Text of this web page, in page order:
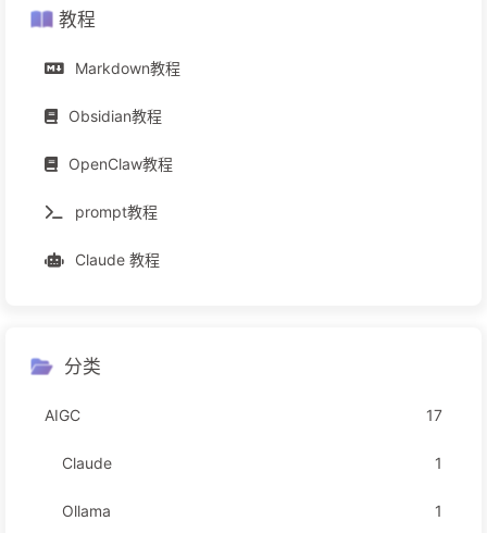
教程
Markdown教程
Obsidian教程
OpenClaw教程
prompt教程
Claude 教程
分类
AIGC 17
Claude 1
Ollama 1